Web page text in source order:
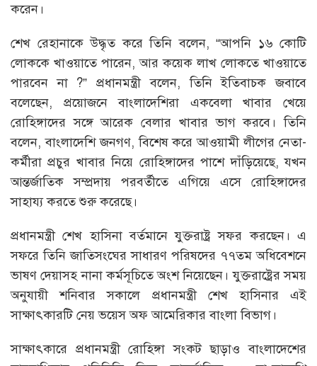
করেন।
শেখ রেহানাকে উদ্ধৃত করে তিনি বলেন, “আপনি ১৬ কোটি
লোককে খাওয়াতে পারেন, আর কয়েক লাখ লোকতে খাওয়াতে
পারবেন না ?” প্রধানমন্ত্রী বলেন, তিনি ইতিবাচক জবাবে
বলেছেন, প্রয়োজনে বাংলাদেশিরা একবেলা খাবার খেয়ে
রোহিঙ্গাদের সঙ্গে আরেক বেলার খাবার ভাগ করবে। তিনি
বলেন, বাংলাদেশি জনগণ, বিশেষ করে আওয়ামী লীগের নেতা-
কর্মীরা প্রচুর খাবার নিয়ে রোহিঙ্গাদের পাশে দাঁড়িয়েছে, যখন
আন্তর্জাতিক সম্প্রদায় পরবর্তীতে এগিয়ে এসে রোহিঙ্গাদের
সাহায্য করতে শুরু করেছে।
প্রধানমন্ত্রী শেখ হাসিনা বর্তমানে যুক্তরাষ্ট্র সফর করছেন। এ
সফরে তিনি জাতিসংঘের সাধারণ পরিষদের ৭৭তম অধিবেশনে
ভাষণ দেয়াসহ নানা কর্মসূচিতে অংশ নিয়েছেন। যুক্তরাষ্ট্রের সময়
অনুযায়ী শনিবার সকালে প্রধানমন্ত্রী শেখ হাসিনার এই
সাক্ষাৎকারটি নেয় ভয়েস অফ আমেরিকার বাংলা বিভাগ।
সাক্ষাৎকারে প্রধানমন্ত্রী রোহিঙ্গা সংকট ছাড়াও বাংলাদেশের